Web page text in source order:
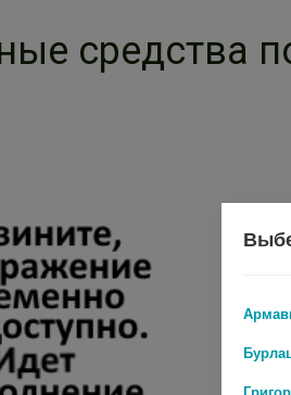
средства